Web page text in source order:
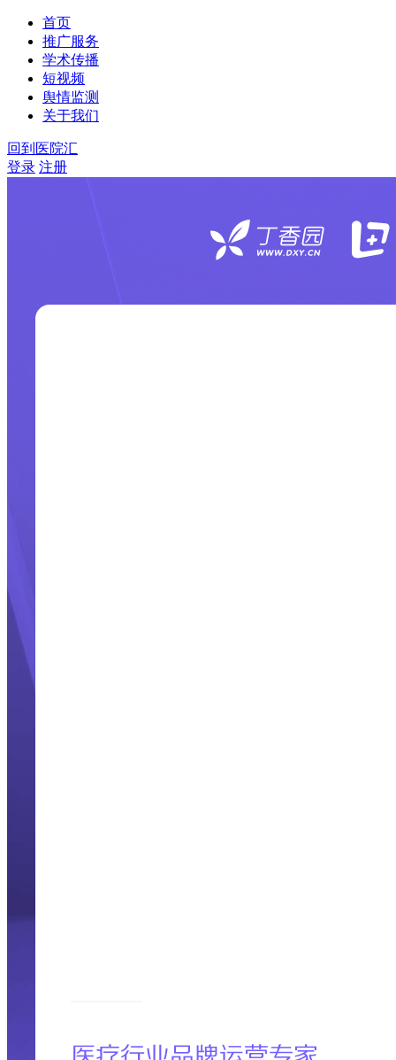
首页
推广服务
学术传播
短视频
舆情监测
关于我们
回到医院汇
登录 注册